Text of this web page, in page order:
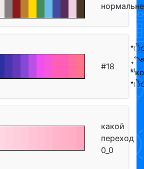
#18
какой
переход
0_0